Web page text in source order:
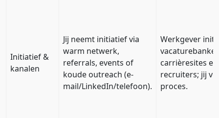
Initiatief &
kanalen
Jij neemt initiatief via
warm netwerk,
referrals, events of
koude outreach (e-
mail/LinkedIn/telefoon).
Werkgever
carrièresites en
recruiters; jij
proces.